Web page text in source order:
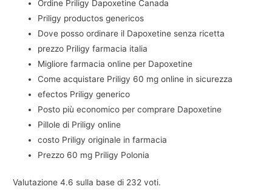
Ordine Priligy Dapoxetine Canada
Priligy productos genericos
Dove posso ordinare il Dapoxetine senza ricetta
prezzo Priligy farmacia italia
Migliore farmacia online per Dapoxetine
Come acquistare Priligy 60 mg online in sicurezza
efectos Priligy generico
Posto più economico per comprare Dapoxetine
Pillole di Priligy online
costo Priligy originale in farmacia
Prezzo 60 mg Priligy Polonia
Valutazione4.6 sulla base di 232 voti.